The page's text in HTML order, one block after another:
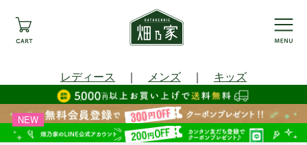
レディース ｜ メンズ ｜ キッズ
NEW